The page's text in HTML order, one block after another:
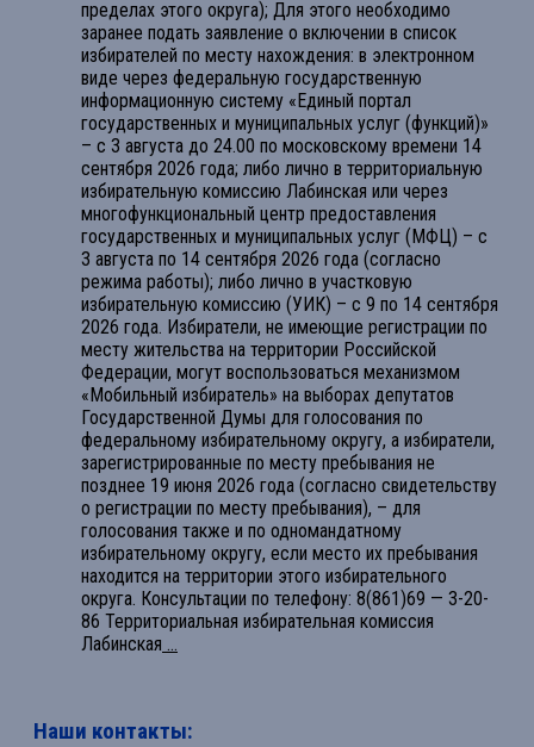
пределах этого округа); Для этого необходимо
заранее подать заявление о включении в список
избирателей по месту нахождения: в электронном
виде через федеральную государственную
информационную систему «Единый портал
государственных и муниципальных услуг (функций)»
– с 3 августа до 24.00 по московскому времени 14
сентября 2026 года; либо лично в территориальную
избирательную комиссию Лабинская или через
многофункциональный центр предоставления
государственных и муниципальных услуг (МФЦ) – с
3 августа по 14 сентября 2026 года (согласно
режима работы); либо лично в участковую
избирательную комиссию (УИК) – с 9 по 14 сентября
2026 года. Избиратели, не имеющие регистрации по
месту жительства на территории Российской
Федерации, могут воспользоваться механизмом
«Мобильный избиратель» на выборах депутатов
Государственной Думы для голосования по
федеральному избирательному округу, а избиратели,
зарегистрированные по месту пребывания не
позднее 19 июня 2026 года (согласно свидетельству
о регистрации по месту пребывания), – для
голосования также и по одномандатному
избирательному округу, если место их пребывания
находится на территории этого избирательного
округа. Консультации по телефону: 8(861)69 — 3-20-
86 Территориальная избирательная комиссия
Лабинская ...
Наши контакты: